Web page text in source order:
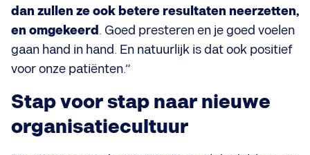
dan zullen ze ook betere resultaten neerzetten,
en omgekeerd . Goed presteren en je goed voelen
gaan hand in hand. En natuurlijk is dat ook positief
voor onze patiënten.”
Stap voor stap naar nieuwe
organisatiecultuur